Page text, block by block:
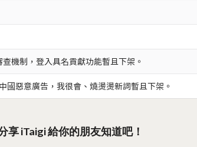
機制，登入具名貢獻功能暫且下架。
國惡意廣告，我很會、燒燙燙新詞暫且下架。
享 iTaigi 給你的朋友知道吧！